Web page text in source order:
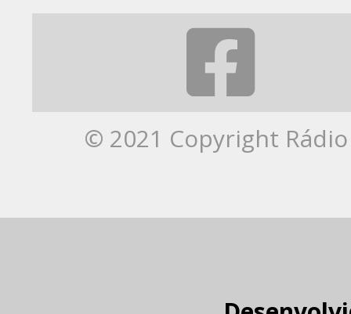
© 2021 Copyright